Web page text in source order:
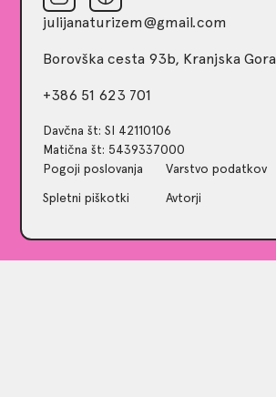
julijanaturizem@gmail.com
Borovška cesta 93b, Kranjska Gora
+386 51 623 701
Davčna št: SI 42110106
Matična št: 5439337000
Pogoji poslovanja
Varstvo podatkov
Spletni piškotki Avtorji